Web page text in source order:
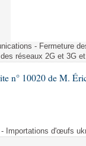
- Fermeture
des réseaux 2G et 3G
n° 10020 de M.
- Importations d'œufs